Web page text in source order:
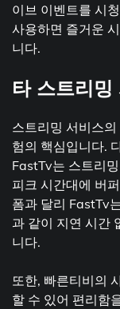
이브 이벤트를 시
사용하면 즐거운
니다.
타 스트리밍
스트리밍 서비스
험의 핵심입니다.
FastTv는 스트리
피크 시간대에 버
폼과 달리 FastTv
과 같이 지연 시간
니다.
또한, 빠른티비의
할 수 있어 편리함